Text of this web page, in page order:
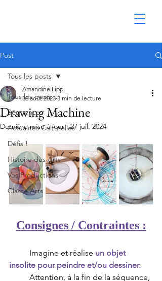
Post
Tous les posts
Séquences
Actualités Culturelles
Défis !
Histoire des Arts
Vos Productions
Classe Arts
Tous les posts
Drawing Machine
Amandine Lippi
30 août 2023 3 min de lecture
Dernière mise à jour :27 juil. 2024
Consignes / Contraintes :
	Imagine et réalise
un objet
insolite pour peindre et/ou dessiner.